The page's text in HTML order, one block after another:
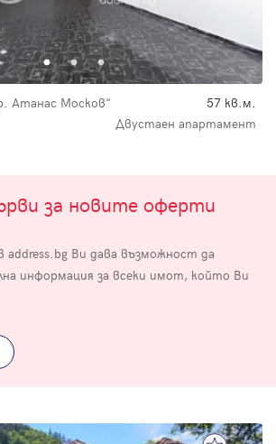
Атанас Москов" 57 кв.м.
Двустаен апартамент
за новите оферти
address.bg Ви дава възможност да
информация за всеки имот, който Ви